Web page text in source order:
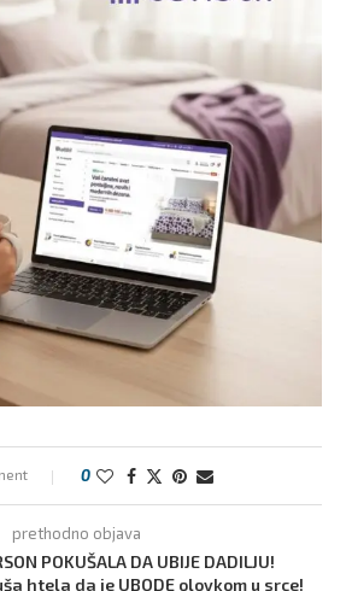
0
prethodno objava
POKUŠALA DA UBIJE DADILJU!
htela da je UBODE olovkom u srce!